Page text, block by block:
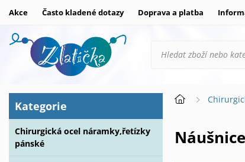
Akce Často kladené dotazy Doprava a platba
Kategorie
Chirurgická ocel náramky,řetízky
pánské